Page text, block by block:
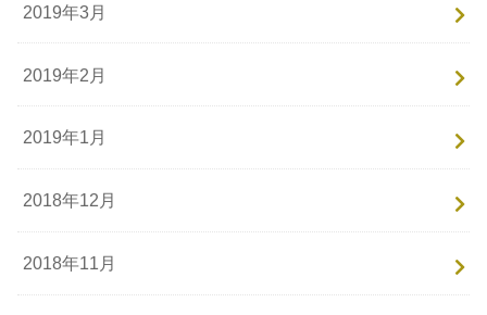
2019年3月
2019年2月
2019年1月
2018年12月
2018年11月